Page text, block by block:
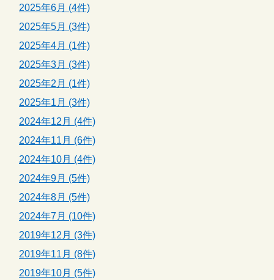
2025年6月 (4件)
2025年5月 (3件)
2025年4月 (1件)
2025年3月 (3件)
2025年2月 (1件)
2025年1月 (3件)
2024年12月 (4件)
2024年11月 (6件)
2024年10月 (4件)
2024年9月 (5件)
2024年8月 (5件)
2024年7月 (10件)
2019年12月 (3件)
2019年11月 (8件)
2019年10月 (5件)